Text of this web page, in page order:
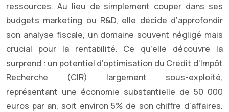
ressources. Au lieu de simplement couper dans ses
budgets marketing ou R&D, elle décide d’approfondir
son analyse fiscale, un domaine souvent négligé mais
crucial pour la rentabilité. Ce qu’elle découvre la
surprend : un potentiel d’optimisation du Crédit d’Impôt
Recherche (CIR) largement sous-exploité,
représentant une économie substantielle de 50 000
euros par an, soit environ 5% de son chiffre d’affaires.